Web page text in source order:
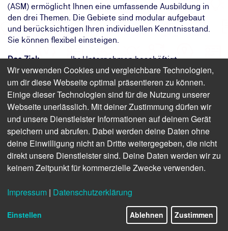
(ASM) ermöglicht Ihnen eine umfassende Ausbildung in
den drei Themen. Die Gebiete sind modular aufgebaut
und berücksichtigen Ihren individuellen Kenntnisstand.
Sie können flexibel einsteigen.
Das Ziel:
Ihr Unternehmen beschäftigt
Mitarbeitende rechtskonform und
gewährleisten Ihre Sicherheit
Das Ergebnis:
Sie kennen die Anforderungen und
Umsetzungsmöglichkeiten der ISO
45001
Ihr Weg:
Zweiteiliger Zertifikatslehrgang
TÜV-Zertifikat
Arbeitsschutzmanagement-
Wir verwenden Cookies und vergleichbare Technologien,
um dir diese Webseite optimal präsentieren zu können.
Einige dieser Technologien sind für die Nutzung unserer
Webseite unerlässlich. Mit deiner Zustimmung dürfen wir
und unsere Dienstleister Informationen auf deinem Gerät
speichern und abrufen. Dabei werden deine Daten ohne
deine Einwilligung nicht an Dritte weitergegeben, die nicht
direkt unsere Dienstleister sind. Deine Daten werden wir zu
keinem Zeitpunkt für kommerzielle Zwecke verwenden.
Impressum | Datenschutzerklärung
Einstellen Ablehnen Zustimmen